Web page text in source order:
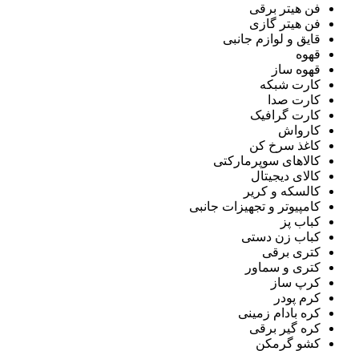
فن هیتر برقی
فن هیتر گازی
قایق و لوازم جانبی
قهوه
قهوه ساز
کارت شبکه
کارت صدا
کارت گرافیک
کارواش
کاغذ سرخ کن
کالاهای سوپرمارکتی
کالای دیجیتال
کالسکه و کریر
کامپیوتر و تجهیزات جانبی
کباب پز
کباب زن دستی
کتری برقی
کتری و سماور
کرپ ساز
کرم پودر
کره بادام زمینی
کره گیر برقی
کشو گرمکن